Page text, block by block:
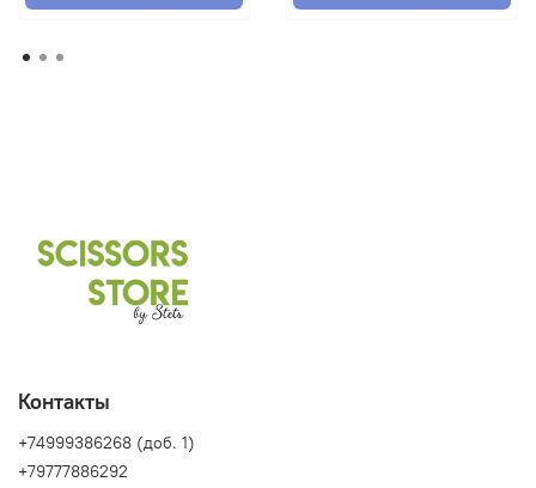
Контакты
+74999386268 (доб. 1)
+79777886292